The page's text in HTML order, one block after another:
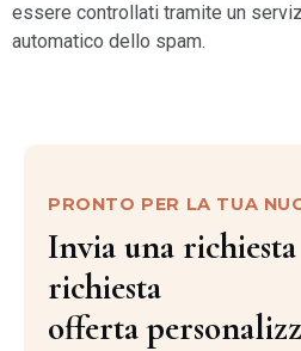
essere controllati tramite un
automatico dello spam.
PRONTO PER LA TUA
Invia una
richiesta
offerta